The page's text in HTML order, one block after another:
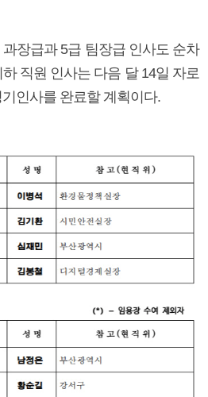
장급과 5급 팀장급 인사도 순차
직원 인사는 다음 달 14일 자로
인사를 완료할 계획이다.